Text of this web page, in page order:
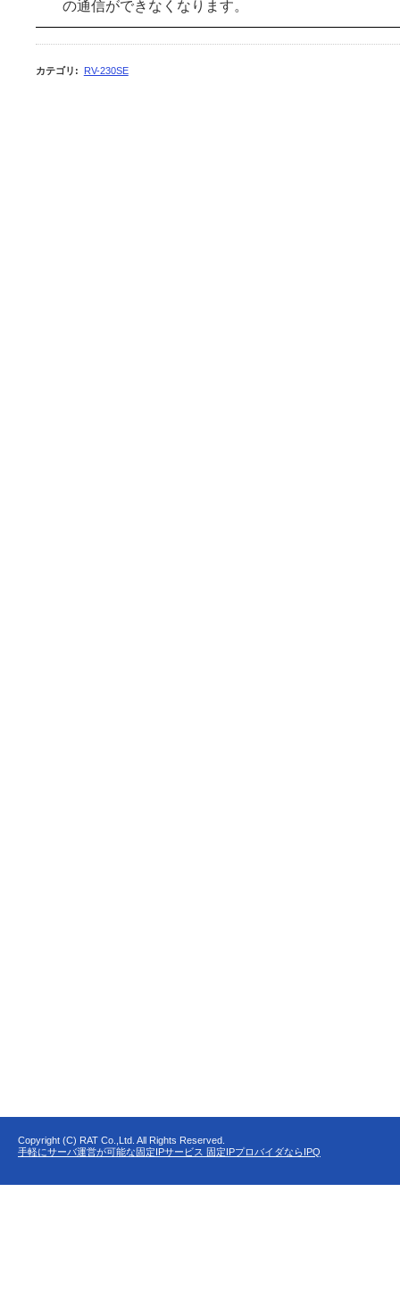
の通信ができなくなります。
カテゴリ : RV-230SE
Copyright (C) RAT Co.,Ltd. All Rights Reserved.
手軽にサーバ運営が可能な固定IPサービス 固定IPプロバイダならIPQ